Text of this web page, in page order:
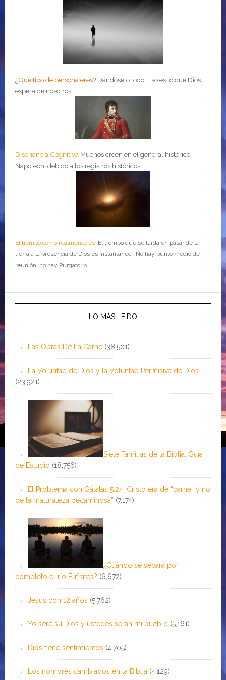
¿Qué tipo de persona eres? Dándoselo todo. Eso es lo que Dios
espera de nosotros.
Disonancia Cognitiva Muchos creen en el general histórico
Napoleón, debido a los registros históricos....
El tiempo como realmente esEl tiempo que se tarda en pasar de la
tierra a la presencia de Dios es instantáneo. No hay punto medio de
reunión, no hay Purgatorio.
LO MÁS LEÍDO
Las Obras De La Carne (38,501)
La Voluntad de Dios y la Voluntad Permisiva de Dios
(23,921)
Siete Familias de la Biblia: Guía
de Estudio (18,756)
El Problema con Gálatas 5:24: Cristo era de “carne” y no
de la ¨naturaleza pecaminosa” (7,174)
¿Cuándo se secará por
completo el río Éufrates? (6,672)
Jesús con 12 años (5,762)
Yo seré su Dios y ustedes serán mi pueblo (5,161)
Dios tiene sentimientos (4,705)
Los nombres cambiados en la Biblia (4,129)